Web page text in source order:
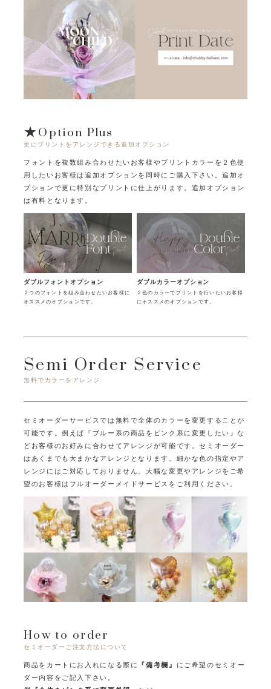
★Option Plus
更にプリントをアレンジできる追加オプション
フォントを複数組み合わせたいお客様やプリントカラーを２色使
用したいお客様は追加オプションを同時にご購入下さい。追加オ
プションで更に特別なプリントに仕上がります。追加オプション
は有料となります。
ダブルフォントオプション
２つのフォントを組み合わせたいお客様に
オススメのオプションです。
ダブルカラーオプション
２色のカラーでプリントを行いたいお客様
にオススメのオプションです。
Semi Order Service
無料でカラーをアレンジ
セミオーダーサービスでは無料で全体のカラーを変更することが
可能です。例えば『ブルー系の商品をピンク系に変更したい』な
どお客様のお好みに合わせてアレンジが可能です。セミオーダー
はあくまでも大まかなアレンジとなります。 細かな色の指定やア
レンジにはご対応しておりません。大幅な変更やアレンジをご希
望のお客様はフルオーダーメイドサービスをご利用ください。
How to order
セミオーダーご注文方法について
商品をカートにお入れになる際に 『備考欄』
にご希望のセミオー
ダー内容をご記入下さい。